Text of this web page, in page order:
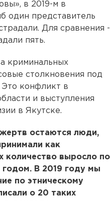
в 2019-м в
один представитель
Для сравнения -
пять.
криминальных
столкновения под
Это конфликт в
и выступления
в Якутске.
остаются люди,
как
количество выросло по
В 2019 году мы
по этническому
о 20 таких